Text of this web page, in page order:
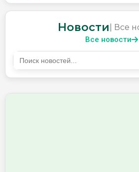
Новости | Все
Все новости